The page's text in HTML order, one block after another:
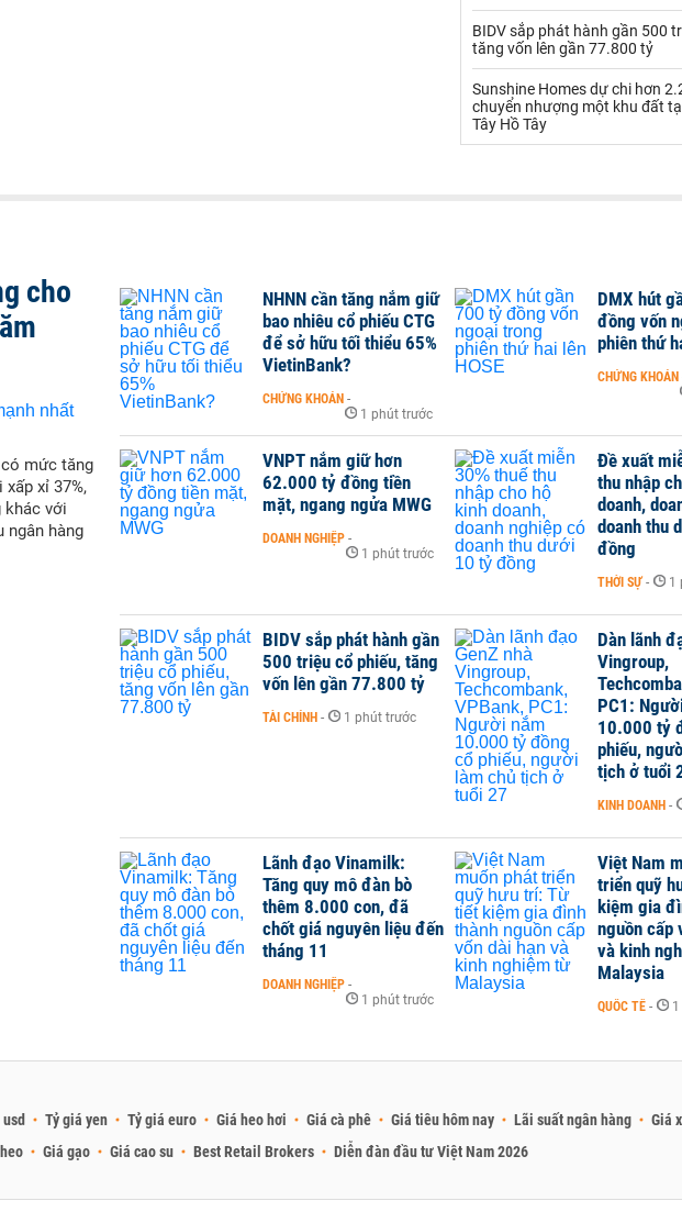
VLXD khác
Xi măng - Clynker
BIDV sắp phát hành gần 500
tăng vốn lên gần 77.800 tỷ
Sunshine Homes dự chi hơn
chuyển nhượng một khu đất
Tây Hồ Tây
cho
có mức tăng
xỉ 37%,
khác với
ngân hàng
NHNN cần tăng nắm giữ
bao nhiêu cổ phiếu CTG
để sở hữu tối thiểu 65%
VietinBank?
CHỨNG KHOÁN -
1 phút trước
DMX hút
đồng vốn
phiên thứ
CHỨNG KHOÁN
VNPT nắm giữ hơn
62.000 tỷ đồng tiền
mặt, ngang ngửa MWG
DOANH NGHIỆP -
1 phút trước
Đề xuất
thu nhập
doanh,
doanh thu
đồng
THỜI SỰ - 1
BIDV sắp phát hành gần
500 triệu cổ phiếu, tăng
vốn lên gần 77.800 tỷ
TÀI CHÍNH - 1 phút trước
Dàn lãnh
Vingroup,
PC1:
10.000 tỷ
phiếu,
tịch ở tuổi
KINH DOANH -
Lãnh đạo Vinamilk:
Tăng quy mô đàn bò
thêm 8.000 con, đã
chốt giá nguyên liệu đến
tháng 11
DOANH NGHIỆP -
1 phút trước
Việt Nam
triển quỹ
kiệm gia
nguồn cấp
và kinh
Malaysia
QUỐC TẾ -
Tỷ giá yen Tỷ giá euro Giá heo hơi Giá cà phê Giá tiêu hôm nay Lãi suất ngân hàng
Giá
Giá gạo Giá cao su Best Retail Brokers Diễn đàn đầu tư Việt Nam 2026